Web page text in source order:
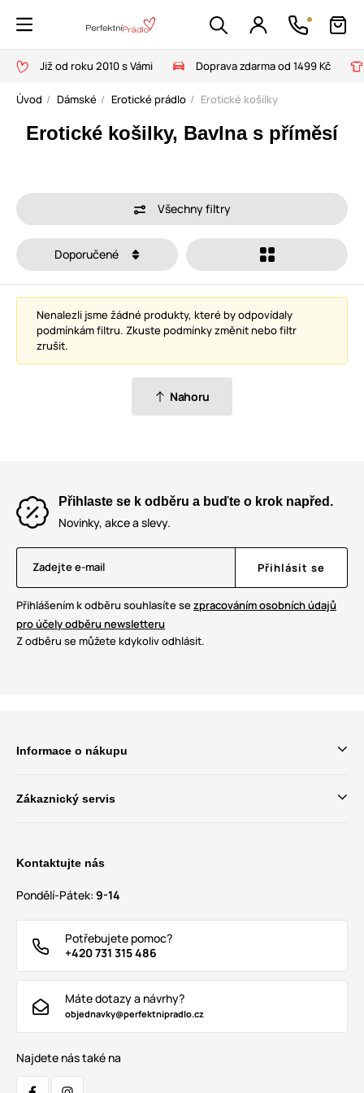
Již od roku 2010 s Vámi Doprava zdarma od 1499 Kč
Úvod Dámské Erotické prádlo Erotické košilky
Erotické košilky, Bavlna s příměsí
Všechny filtry
Doporučené
Nenalezli jsme žádné produkty, které by odpovídaly
podmínkám filtru. Zkuste podmínky změnit nebo filtr
zrušit.
Nahoru
Přihlaste se k odběru a buďte o krok napřed.
Novinky, akce a slevy.
Zadejte e-mail Přihlásit se
Přihlášením k odběru souhlasíte sezpracováním osobních údajů
pro účely odběru newsletteru
Z odběru se můžete kdykoliv odhlásit.
Informace o nákupu
Zákaznický servis
Kontaktujte nás
Pondělí-Pátek: 9-14
Potřebujete pomoc?
+420 731 315 486
Máte dotazy a návrhy?
objednavky@perfektnipradlo.cz
Najdete nás také na